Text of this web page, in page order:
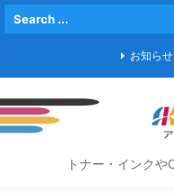
お知らせ
トナー・インク